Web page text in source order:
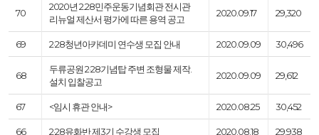
70
2020년 2.28민주운동기념회관 전시관
리뉴얼 제산서 평가에 따른 용역 공고
2020.09.17 29,320
69 2·28청년아카데미 연수생 모집 안내 2020.09.09 30,496
68
두류공원 2·28기념탑 주변 조형물 제작.
설치 입찰공고
2020.09.09 29,612
67 <임시 휴관 안내> 2020.08.25 30,452
66 2·28유화반 제3기 수강생 모집 2020.08.18 29,938